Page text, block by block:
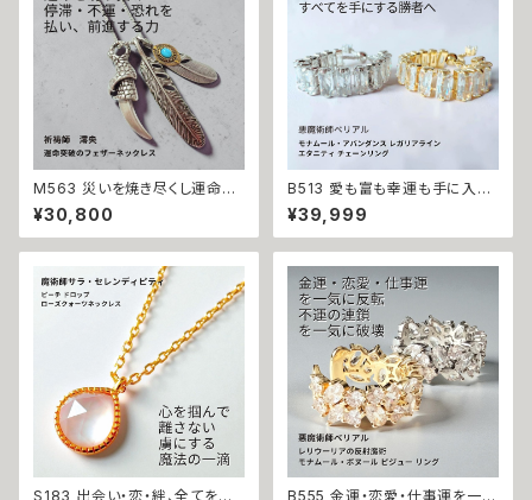
M563 災いを焼き尽くし運命を
切り拓く 停滞・不運・恐れを払拭
天手力男命 ミラクルフェザー ロ
ングネックレス 祈祷 羽 羽根 ユ
央 パワー 高次元 エネルギー 開
運 厄除け 厄払い 厄祓い 縁切り
開運 強運 本物 お守り 護符 強
¥30,800
B513 愛も富も幸運も手に入れ
る 勝者の運命へ格上げ 強力魔
術 モナムール・アバンダンス レ
ガリアライン エタニティ チェー
運 悪魔術師ベリアル マチュラダ
イヤモンド フリーサイズ 大開運
金運 財運 幸運 願望成就 黒魔
術 おまじない 呪 本物 魔術師
魔法 強力
¥39,999
S183 出会い・恋・絆、全てを甘く
B555 金運・恋愛・仕事運を一気